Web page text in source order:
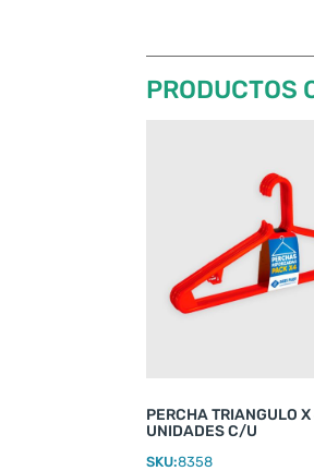
PRODUCTOS
PERCHA TRIANGULO
UNIDADES C/U
SKU:8358